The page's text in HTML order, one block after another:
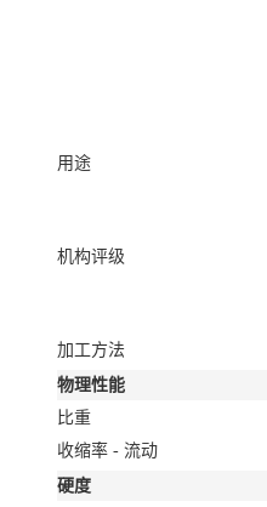
用途
机构评级
加工方法
物理性能
比重
收缩率 - 流动
硬度